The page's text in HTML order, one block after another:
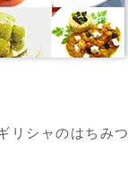
リシャのはちみつ